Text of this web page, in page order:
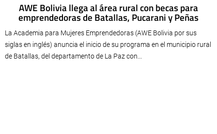
AWE Bolivia llega al área rural con becas para
emprendedoras de Batallas, Pucarani y Peñas
La Academia para Mujeres Emprendedoras (AWE Bolivia por sus
siglas en inglés) anuncia el inicio de su programa en el municipio rural
de Batallas, del departamento de La Paz con...